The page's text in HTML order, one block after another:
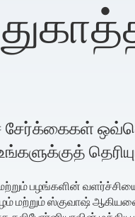
சேர்க்கைகள்
பழங்களின்
மற்றும் ஸ்குவாஷ்